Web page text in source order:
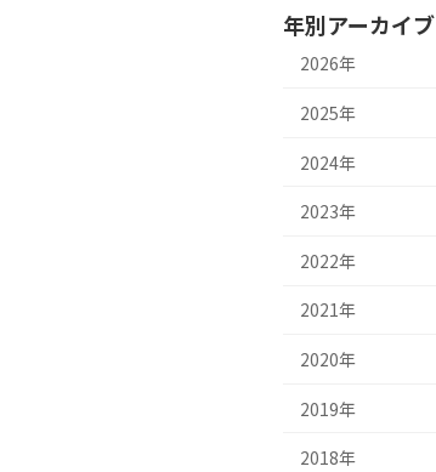
年別アーカイブ
2026年
2025年
2024年
2023年
2022年
2021年
2020年
2019年
2018年